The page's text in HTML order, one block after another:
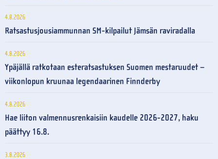
4.8.2026
Ratsastusjousiammunnan SM-kilpailut Jämsän raviradalla
4.8.2026
Ypäjällä ratkotaan esteratsastuksen Suomen mestaruudet –
viikonlopun kruunaa legendaarinen Finnderby
4.8.2026
Hae liiton valmennusrenkaisiin kaudelle 2026-2027, haku
päättyy 16.8.
3.8.2026